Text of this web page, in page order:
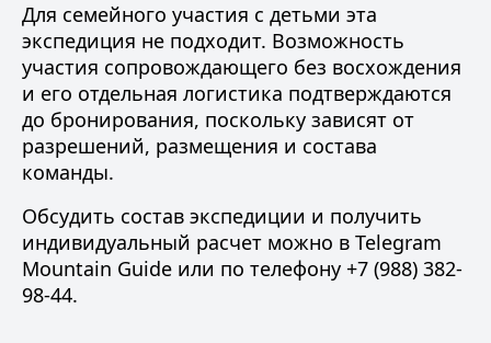
Для семейного участия с детьми эта
экспедиция не подходит. Возможность
участия сопровождающего без восхождения
и его отдельная логистика подтверждаются
до бронирования, поскольку зависят от
разрешений, размещения и состава
команды.
Обсудить состав экспедиции и получить
индивидуальный расчет можно в Telegram
Mountain Guide или по телефону +7 (988) 382-
98-44.